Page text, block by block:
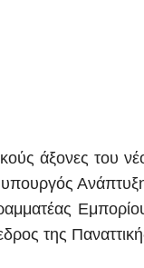
άξονες του
της